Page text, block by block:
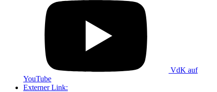
VdK auf
YouTube
Externer Link: